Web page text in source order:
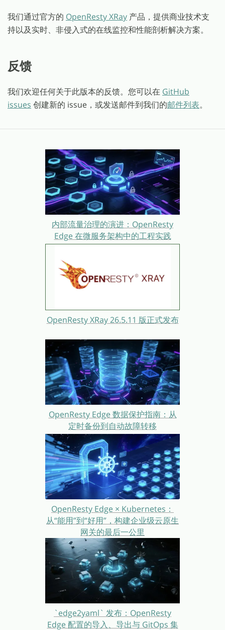
我们通过官方的 OpenResty XRay 产品，提供商业技术支
持以及实时、非侵入式的在线监控和性能剖析解决方案。
反馈
我们欢迎任何关于此版本的反馈。您可以在 GitHub
issues 创建新的 issue，或发送邮件到我们的邮件列表。
内部流量治理的演进：OpenResty
Edge 在微服务架构中的工程实践
OpenResty XRay 26.5.11 版正式发布
OpenResty Edge 数据保护指南：从
定时备份到自动故障转移
OpenResty Edge × Kubernetes：
从“能用”到“好用”，构建企业级云原生
网关的最后一公里
`edge2yaml` 发布：OpenResty
Edge 配置的导入、导出与 GitOps 集